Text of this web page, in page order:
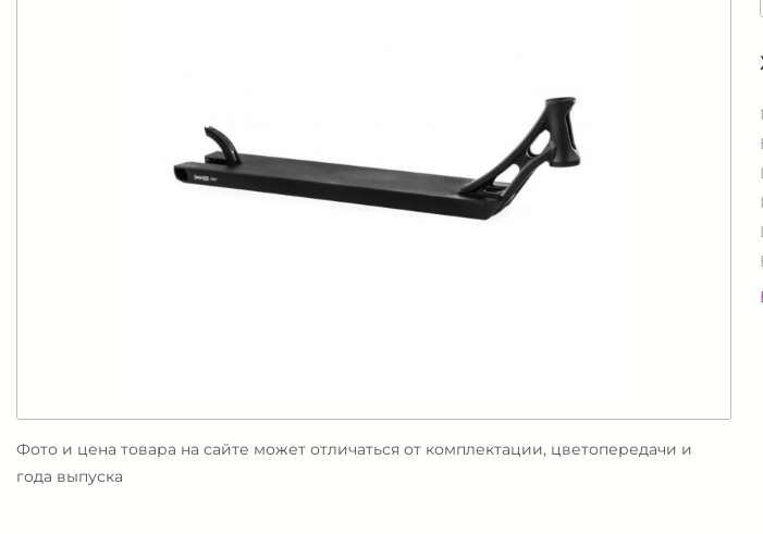
Фото и цена товара на сайте может отличаться от комплектации, цветопередачи и
года выпуска